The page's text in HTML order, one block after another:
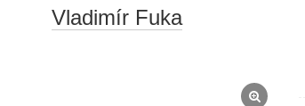
Vladimír Fuka